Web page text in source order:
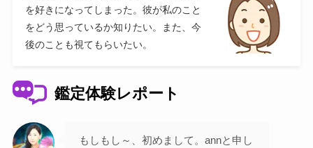
を好きになってしまった。彼が私のこと
をどう思っているか知りたい。また、今
後のことも視てもらいたい。
鑑定体験レポート
もしもし～、初めまして。annと申し